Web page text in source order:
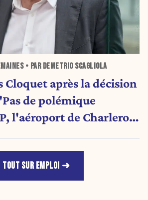
• PAR DEMETRIO SCAGLIOLA
Cloquet après la décision
l'aéroport de Charleroi
TOUT SUR EMPLOI